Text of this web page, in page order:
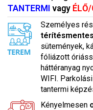
TANTERMI vagy
Személyes
sütemények,
fóliázott
háttéranyag
WIFI.
tantermi
Kényelmesen